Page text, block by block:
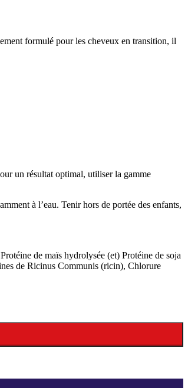
formulé pour les cheveux en transition, il
un résultat optimal, utiliser la gamme
à l’eau. Tenir hors de portée des enfants,
de maïs hydrolysée (et) Protéine de soja
de Ricinus Communis (ricin), Chlorure